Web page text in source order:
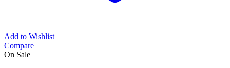
Add to Wishlist
Compare
On Sale